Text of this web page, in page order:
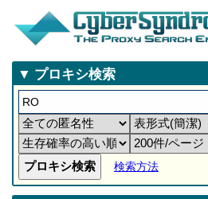
▼ プロキシ検索
検索方法